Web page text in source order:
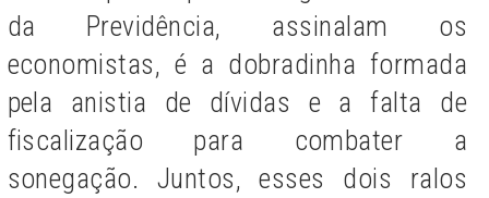
da Previdência, assinalam os
economistas, é a dobradinha formada
pela anistia de dívidas e a falta de
fiscalização para combater a
sonegação. Juntos, esses dois ralos